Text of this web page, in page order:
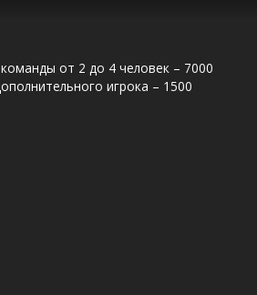
от 2 до 4 человек – 7000
игрока – 1500